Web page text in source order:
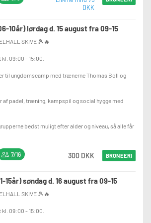
DKK
10år) lørdag d. 15 august fra 09-15
SKIVE 🎾🔥
kl. 09:00 - 15:00.
til ungdomscamp med trænerne Thomas Boll og
af padel, træning, kampspil og social hygge med
bedst muligt efter alder og niveau, så alle får
7/16 300 DKK BRONEERI
15år) søndag d. 16 august fra 09-15
SKIVE 🎾🔥
kl. 09:00 - 15:00.